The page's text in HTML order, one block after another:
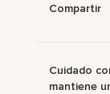
Compartir
Cuidado
mantiene